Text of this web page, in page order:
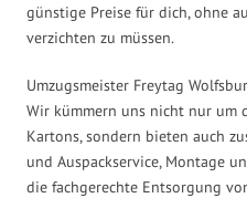
günstige Preise für dich, ohne
verzichten zu müssen.
Umzugsmeister Freytag
Wir kümmern uns nicht nur um
Kartons, sondern bieten auch
und Auspackservice, Montage
die fachgerechte Entsorgung